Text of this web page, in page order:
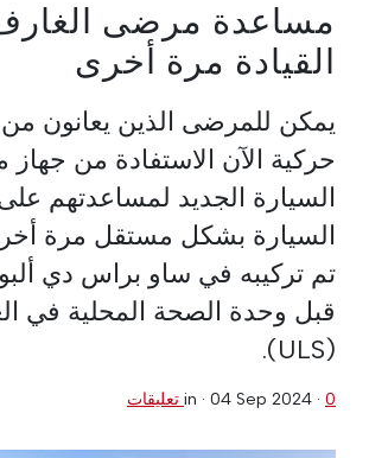
مساعدة مرضى
القيادة مرة أخرى
يمكن للمرضى الذين يعانون
حركية الآن الاستفادة من جهاز
السيارة الجديد لمساعدتهم
السيارة بشكل مستقل مرة
تم تركيبه في ساو براس دي
قبل وحدة الصحة المحلية في
(ULS).
in · 04 Sep 2024 · 0 تعليقات